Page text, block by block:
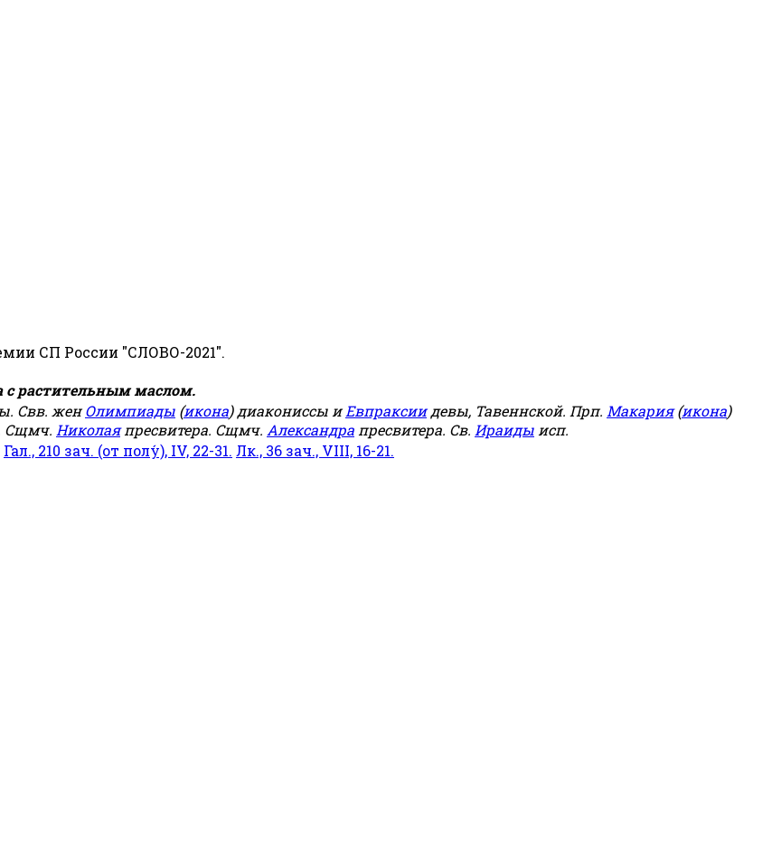
СП России "СЛОВО-2021".
растительным маслом.
Свв. женОлимпиады (икона) диакониссы иЕвпраксиидевы, Тавеннской. Прп. Макария(икона)
Сщмч. Николаяпресвитера. Сщмч. Александра пресвитера. Св. Ираиды исп.
Гал., 210 зач. (от полу́), IV, 22-31. Лк., 36 зач., VIII, 16-21.